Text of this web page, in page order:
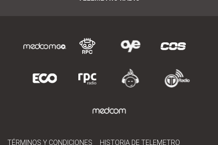
TÉRMINOS Y CONDICIONES HISTORIA DE TELEMETRO